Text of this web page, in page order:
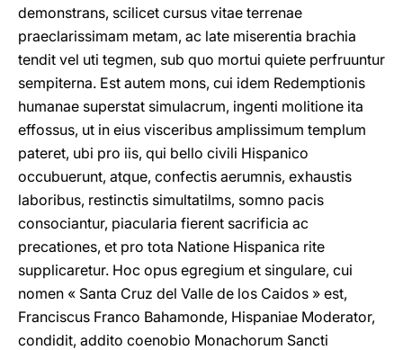
demonstrans, scilicet cursus vitae terrenae
praeclarissimam metam, ac late miserentia brachia
tendit vel uti tegmen, sub quo mortui quiete perfruuntur
sempiterna. Est autem mons, cui idem Redemptionis
humanae superstat simulacrum, ingenti molitione ita
effossus, ut in eius visceribus amplissimum templum
pateret, ubi pro iis, qui bello civili Hispanico
occubuerunt, atque, confectis aerumnis, exhaustis
laboribus, restinctis simultatilms, somno pacis
consociantur, piacularia fierent sacrificia ac
precationes, et pro tota Natione Hispanica rite
supplicaretur. Hoc opus egregium et singulare, cui
nomen « Santa Cruz del Valle de los Caidos » est,
Franciscus Franco Bahamonde, Hispaniae Moderator,
condidit, addito coenobio Monachorum Sancti